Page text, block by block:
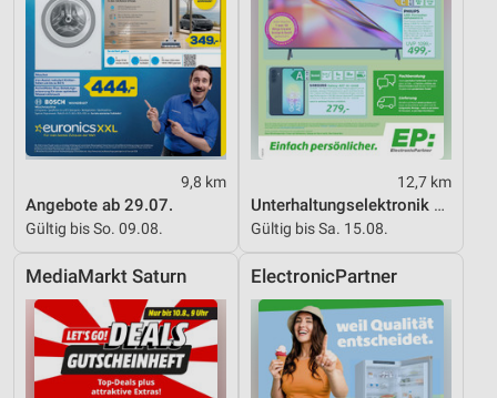
9,8 km
Angebote ab 29.07.
Gültig bis So. 09.08.
12,7 km
Unterhaltungselektronik 08/2026
Gültig bis Sa. 15.08.
MediaMarkt Saturn ElectronicPartner
IAB-Verarbeitungszwecke:
Speichern von oder Zugriff auf Informationen
auf einem Endgerät
Verwendung reduzierter Daten zur Auswahl von
Werbeanzeigen
Erstellung von Profilen für personalisierte
Verwendung von Profilen zur Auswahl
Erstellung von Profilen zur Personalisierung
von Inhalten
Verwendung von Profilen zur Auswahl
personalisierter Inhalte